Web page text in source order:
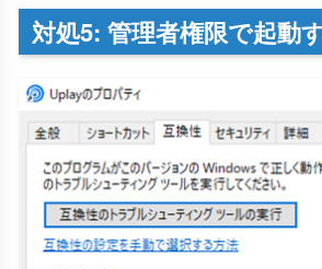
対処5: 管理者権限で起動